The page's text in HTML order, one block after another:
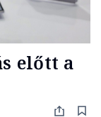
előtt a